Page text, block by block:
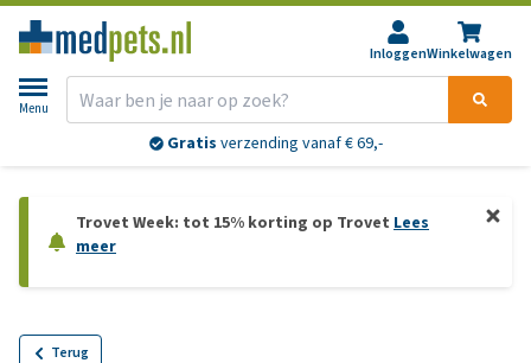
InloggenWinkelwagen
Menu
Gratis verzending vanaf € 69,-
Trovet Week: tot 15% korting op Trovet Lees
meer
Terug